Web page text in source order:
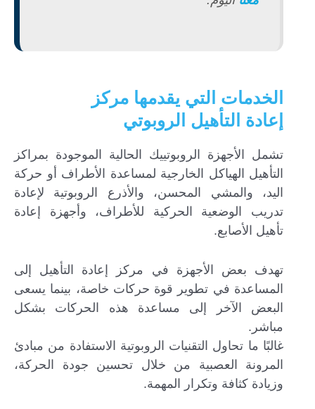
الخدمات التي يقدمها مركز
إعادة التأهيل الروبوتي
تشمل الأجهزة الروبوتييك الحالية الموجودة بمراكز
التأهيل الهياكل الخارجية لمساعدة الأطراف أو حركة
اليد، والمشي المحسن، والأذرع الروبوتية لإعادة
تدريب الوضعية الحركية للأطراف، وأجهزة إعادة
تأهيل الأصابع.
تهدف بعض الأجهزة في مركز إعادة التأهيل إلى
المساعدة في تطوير قوة حركات خاصة، بينما يسعى
البعض الآخر إلى مساعدة هذه الحركات بشكل
مباشر.
غالبًا ما تحاول التقنيات الروبوتية الاستفادة من مبادئ
المرونة العصبية من خلال تحسين جودة الحركة،
وزيادة كثافة وتكرار المهمة.